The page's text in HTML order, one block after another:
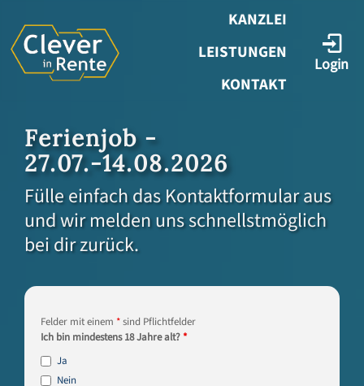
KANZLEI
LEISTUNGEN
KONTAKT
Login
Ferienjob -
27.07.-14.08.2026
Fülle einfach das Kontaktformular aus
und wir melden uns schnellstmöglich
bei dir zurück.
Felder mit einem *sind Pflichtfelder
Ich bin mindestens 18 Jahre alt?*
Ja
Nein